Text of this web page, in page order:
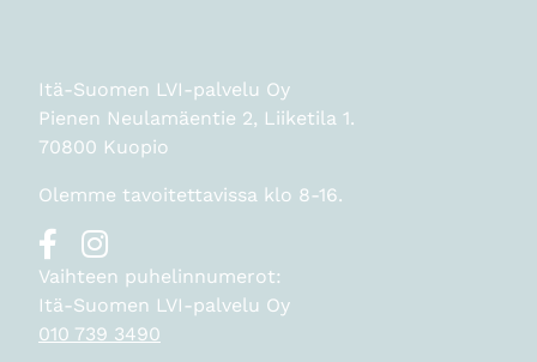
Itä-Suomen LVI-palvelu Oy
Pienen Neulamäentie 2, Liiketila 1.
70800 Kuopio
Olemme tavoitettavissa klo 8-16.
Vaihteen puhelinnumerot:
Itä-Suomen LVI-palvelu Oy
010 739 3490